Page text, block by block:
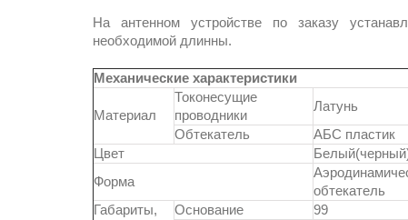
На антенном устройстве по заказу
необходимой длинны.
Механические характеристики
Материал
Токонесущие
проводники
Латунь
Обтекатель
АБС пластик
Цвет
Форма
обтекатель
Габариты,
Основание 99